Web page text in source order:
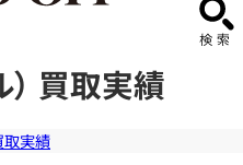
） 買取実績
取実績